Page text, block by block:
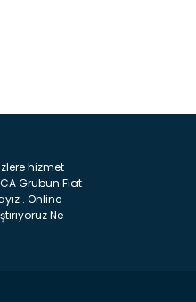
hizmet
Grubun Fiat
. Online
Ne
:
Yedek Parça